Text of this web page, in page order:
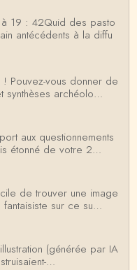
19 : 42Quid des pasto
antécédents à la diffu
Pouvez-vous donner de
synthèses archéolo…
aux questionnements
étonné de votre 2…
de trouver une image
sur ce su…
(générée par IA
…